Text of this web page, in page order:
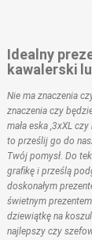
Idealny
kawalerski
Nie ma znaczenia
znaczenia czy
mała eska ,3xXL
to prześlij go do
Twój pomysł. Do
grafikę i prześlą
doskonałym
świetnym
dziewiątkę na
najlepszy czy